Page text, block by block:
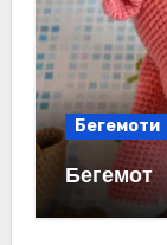
Бегемоти
Бегемот